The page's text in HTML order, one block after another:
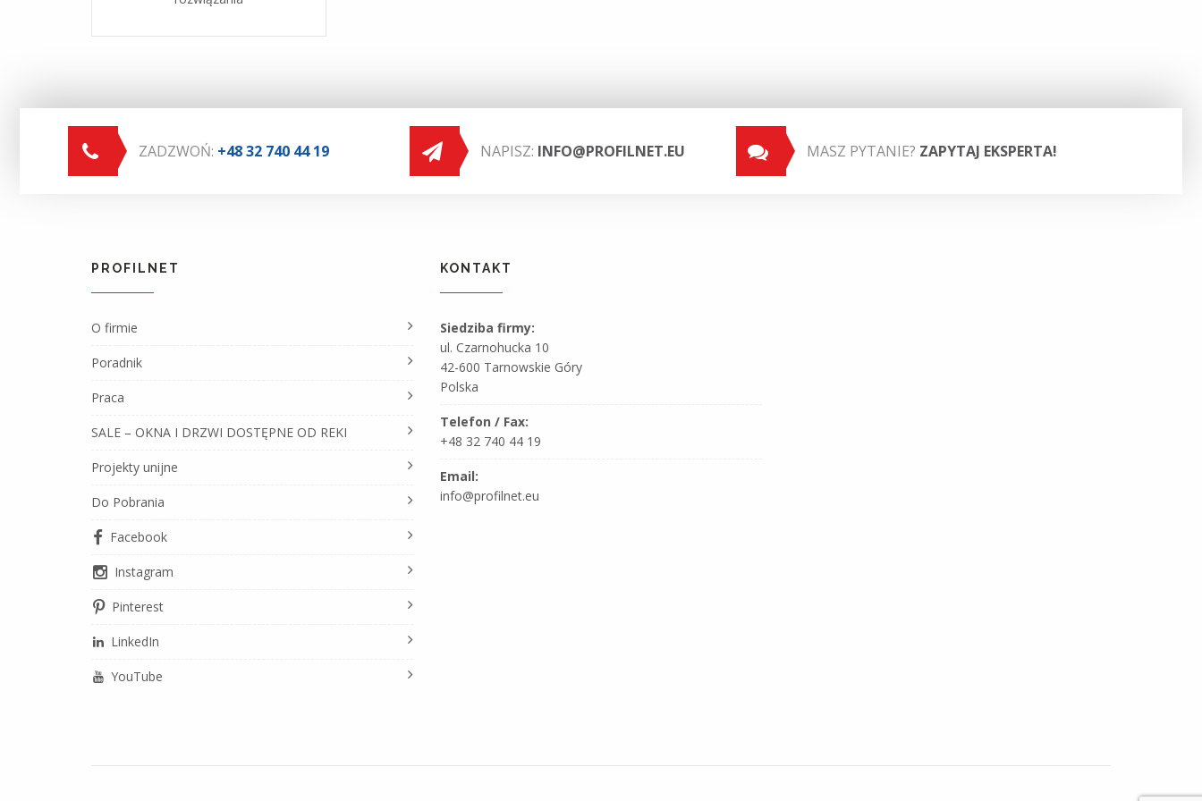
ZADZWOŃ: +48 32 740 44 19 NAPISZ: INFO@PROFILNET.EU MASZ PYTANIE? ZAPYTAJ EKSPERTA!
PROFILNET
O firmie
Poradnik
Praca
SALE – OKNA I DRZWI DOSTĘPNE OD REKI
Projekty unijne
Do Pobrania
Facebook
Instagram
Pinterest
LinkedIn
YouTube
KONTAKT
Siedziba firmy:
ul. Czarnohucka 10
42-600 Tarnowskie Góry
Polska
Telefon / Fax:
+48 32 740 44 19
Email:
info@profilnet.eu